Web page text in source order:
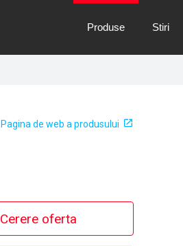
Produse Stiri
Pagina de web a produsului
Cerere oferta